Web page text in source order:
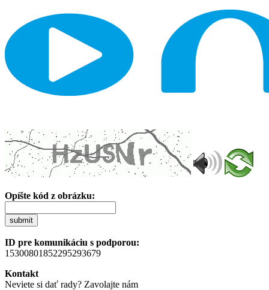
Opíšte kód z obrázku:
submit
ID pre komunikáciu s podporou:
15300801852295293679
Kontakt
Neviete si dať rady? Zavolajte nám